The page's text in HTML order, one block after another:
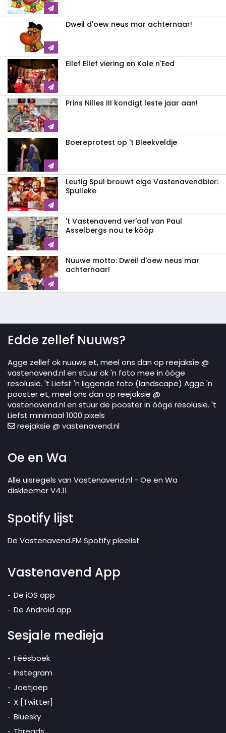
Dweil d'oew neus mar achternaar!
Ellef Ellef viering en Kale n'Eed
Prins Nilles III kondigt leste jaar aan!
Boereprotest op 't Bleekveldje
Leutig Spul brouwt eige Vastenavendbier:
Spulleke
't Vastenavend ver'aal van Paul
Asselbergs nou te kòòp
Nuuwe motto: Dweil d'oew neus mar
achternaar!
Edde zellef Nuuws?
Agge zellef ok nuuws et, meel ons dan op reejaksie @
vastenavend.nl en stuur ok 'n foto mee in òòge
resolusie. 't Liefst 'n liggende foto (landscape) Agge 'n
pooster et, meel ons dan op reejaksie @
vastenavend.nl en stuur de pooster in òòge resolusie. 't
Liefst minimaal 1000 pixels
reejaksie @ vastenavend.nl
Oe en Wa
Alle uisregels van Vastenavend.nl - Oe en Wa
diskleemer V4.11
Spotify lijst
De Vastenavend.FM Spotify pleelist
Vastenavend App
De iOS app
De Android app
Sesjale medieja
Féésboek
Instegram
Joetjoep
X [Twitter]
Bluesky